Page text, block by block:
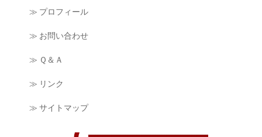
≫ プロフィール
≫ お問い合わせ
≫ Ｑ＆Ａ
≫ リンク
≫ サイトマップ